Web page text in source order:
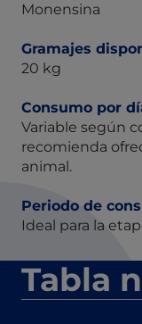
Monensina
Gramajes
20 kg
Consumo por
Variable según
recomienda
animal.
Periodo de
Ideal para la
Tabla